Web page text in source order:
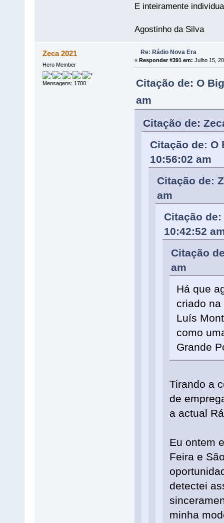
E inteiramente
Agostinho da Silva
Zeca 2021
Hero Member
Mensagens: 1700
Re: Rádio Nova Era
« Responder #391 em: Julho 15,
Citação de: O
am
Citação de:
Citação de: O
10:56:02 am
Citação de:
am
Citação
10:42:52
Citação
am
Há que
criado na
Luís
como
Grande
Tirando a
de
a actual
Eu ontem
Feira e
detectei
minha